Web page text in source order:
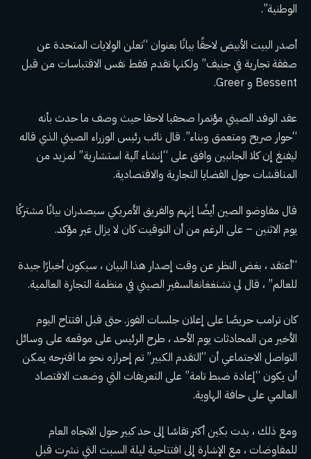
الوطنية”.
أصدر البيت الأبيض لاحقًا بيانًا بعنوان “تعلن الولايات المتحدة عن
صفقة تجارية في جنيف” ولكنها تقدم فقط نفس الاقتباسات من قبل
Bessent و Greer.
عقد الوفد الصيني مؤتمرا صحفيا لاحقا حيث وصف ما حدث بأنه
“حوار صريح ومتعمق وبناء”. قال نائب رئيس الوزراء الصيني الذي قاله
ليفنغ إن كلا الجانبين وافق على “إنشاء آلية استشارية” لمزيد من
المناقشات حول القضايا التجارية والاقتصادية.
قال مفاوضو الصين أيضًا إنهم والفريق الأمريكي سيصدران بيانًا مشتركًا
يوم الاثنين – على الرغم من أن التوقيت كان لا يزال غير مؤكد.
“أعتقد ، بغض النظر عن وقت إصدار هذا البيان ، سيكون أخبارًا جيدة
للعالم” ، قاللي تشنغغانغالسفير الصيني في منظمة التجارة العالمية.
كان ترامب حريصًا على إعلان جلسات الفوز. حتى قبل افتتاح اليوم
الأخير من المحادثات يوم الأحد ، طرح الرئيس على موقعه على وسائل
التواصل الاجتماعي أن “التقدم الكبير” تم إحرازه نحو ما اقترحه يمكن
أن يكون “إعادة ضبط تامة” على التعريفات التي وضعت الاقتصاد
العالمي على حافة الهاوية.
ومع ذلك ، بدت بكين أكثر تقاسًا إلى حد كبير حول الاتجاه العام
للمفاوضات ، مع الإشارة إلى افتتاحية ليلة السبت التي نشرت قبل